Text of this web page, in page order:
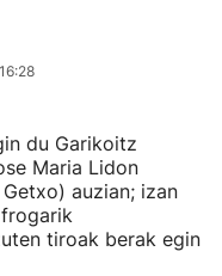
du Garikoitz
Maria Lidon
auzian; izan
tiroak berak egin